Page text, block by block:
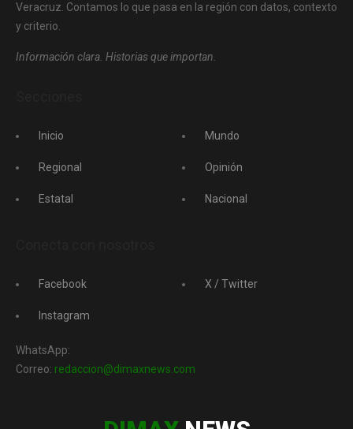
Veracruz. Contamos lo que pasa en la región con datos, contexto
y criterio.
Información clara. Historias que importan.
Inicio
Regional
Estatal
Mundo
Opinión
Nacional
Facebook
Instagram
X / Twitter
WhatsApp:
Correo: redaccion@dimaxnews.com